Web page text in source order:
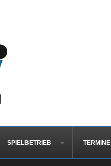
SPIELBETRIEB TERMINE